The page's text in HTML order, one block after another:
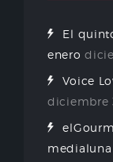
El
enero
Voice
diciembre
medialuna